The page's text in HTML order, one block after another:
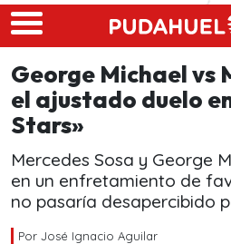
Skip to main content
George Michael vs
el ajustado duelo
Stars»
Mercedes Sosa y George
en un enfretamiento de
no pasaría desapercibido
Por José Ignacio Aguilar